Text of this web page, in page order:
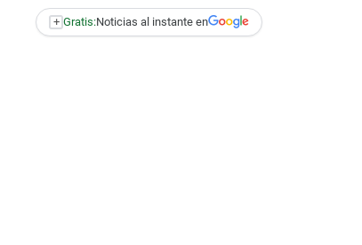
+ Gratis:Noticias al instante en